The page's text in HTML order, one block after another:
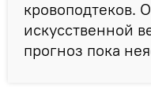
кровоподтеков.
искусственной
прогноз пока